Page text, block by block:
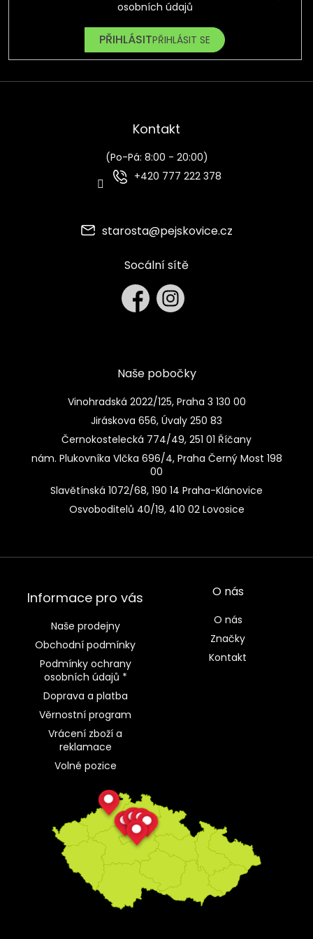
osobních údajů
PŘIHLÁSIT SE
Kontakt
(Po-Pá: 8:00 - 20:00)
+420 777 222 378
starosta@pejskovice.cz
Socální sítě
Naše pobočky
Vinohradská 2022/125, Praha 3 130 00
Jiráskova 656, Úvaly 250 83
Černokostelecká 774/49, 251 01 Říčany
nám. Plukovníka Vlčka 696/4, Praha Černý Most 198
00
Slavětínská 1072/68, 190 14 Praha-Klánovice
Osvoboditelů 40/19, 410 02 Lovosice
Informace pro vás
Naše prodejny
Obchodní podmínky
Podmínky ochrany
osobních údajů *
Doprava a platba
Věrnostní program
Vrácení zboží a
reklamace
Volné pozice
O nás
O nás
Značky
Kontakt